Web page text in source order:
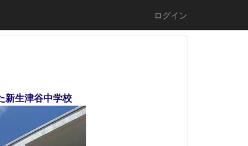
ログイン
新生津谷中学校